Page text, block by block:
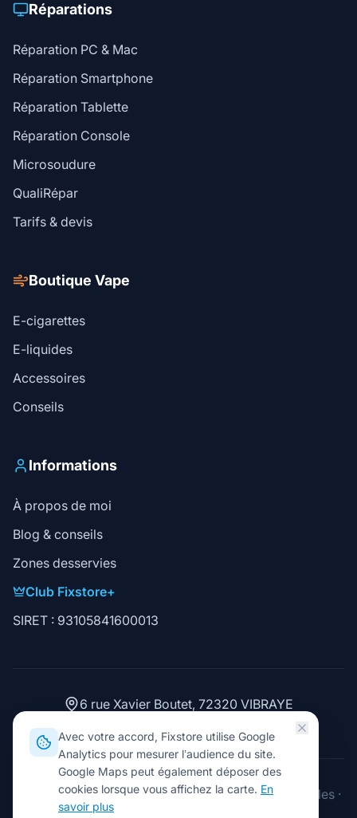
Réparations
Réparation PC & Mac
Réparation Smartphone
Réparation Tablette
Réparation Console
Microsoudure
QualiRépar
Tarifs & devis
Boutique Vape
E-cigarettes
E-liquides
Accessoires
Conseils
Informations
À propos de moi
Blog & conseils
Zones desservies
Club Fixstore+
SIRET : 93105841600013
6 rue Xavier Boutet, 72320 VIBRAYE
Fixstore. Tous droits réservés. · Mentions légales ·
Gérer les cookies
Avec votre accord, Fixstore utilise Google
Analytics pour mesurer l’audience du site.
Google Maps peut également déposer des
cookies lorsque vous affichez la carte. En
savoir plus